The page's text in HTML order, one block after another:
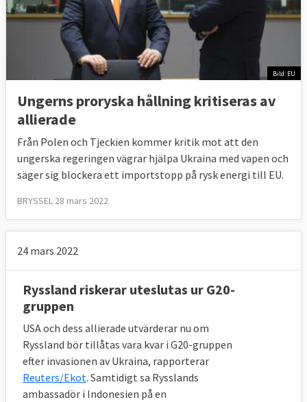
Bild: EU
Ungerns proryska hållning kritiseras av
allierade
Från Polen och Tjeckien kommer kritik mot att den
ungerska regeringen vägrar hjälpa Ukraina med vapen och
säger sig blockera ett importstopp på rysk energi till EU.
BRYSSEL 28 mars 2022
24 mars 2022
Ryssland riskerar uteslutas ur G20-
gruppen
USA och dess allierade utvärderar nu om
Ryssland bör tillåtas vara kvar i G20-gruppen
efter invasionen av Ukraina, rapporterar
Reuters/Ekot. Samtidigt sa Rysslands
ambassadör i Indonesien på en